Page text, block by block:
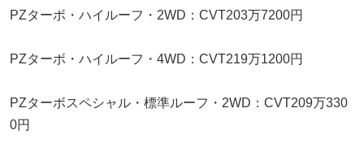
PZターボ・ハイルーフ・2WD：CVT203万7200円
PZターボ・ハイルーフ・4WD：CVT219万1200円
PZターボスペシャル・標準ルーフ・2WD：CVT209万330
0円